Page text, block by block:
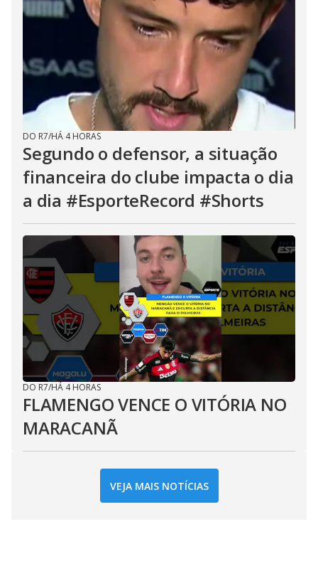
DO R7/HÁ 4 HORAS
Segundo o defensor, a situação
financeira do clube impacta o dia
a dia #EsporteRecord #Shorts
DO R7/HÁ 4 HORAS
FLAMENGO VENCE O VITÓRIA NO
MARACANÃ
VEJA MAIS NOTÍCIAS